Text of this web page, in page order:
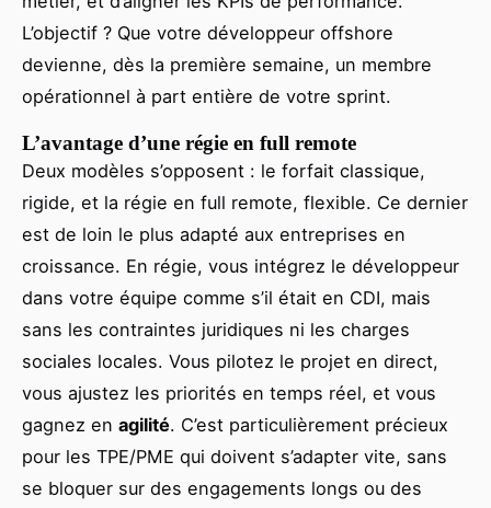
L’objectif ? Que votre développeur offshore
devienne, dès la première semaine, un membre
opérationnel à part entière de votre sprint.
L’avantage d’une régie en full remote
Deux modèles s’opposent : le forfait classique,
rigide, et la régie en full remote, flexible. Ce dernier
est de loin le plus adapté aux entreprises en
croissance. En régie, vous intégrez le développeur
dans votre équipe comme s’il était en CDI, mais
sans les contraintes juridiques ni les charges
sociales locales. Vous pilotez le projet en direct,
vous ajustez les priorités en temps réel, et vous
gagnez en agilité. C’est particulièrement précieux
pour les TPE/PME qui doivent s’adapter vite, sans
se bloquer sur des engagements longs ou des